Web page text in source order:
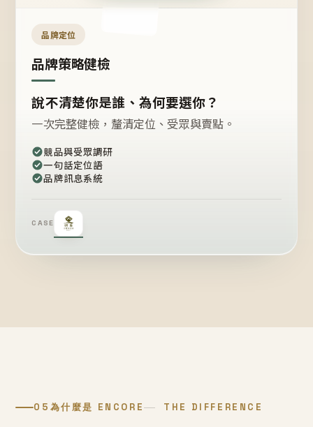
品牌定位
品牌策略健檢
說不清楚你是誰、為何要選你？
一次完整健檢，釐清定位、受眾與賣點。
競品與受眾調研
一句話定位語
品牌訊息系統
CASE
05 為什麼是 ENCORE THE DIFFERENCE